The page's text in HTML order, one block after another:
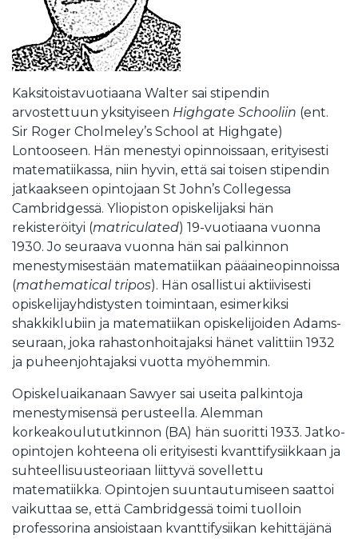
Kaksitoistavuotiaana Walter sai stipendin
arvostettuun yksityiseen Highgate Schooliin (ent.
Sir Roger Cholmeley’s School at Highgate)
Lontooseen. Hän menestyi opinnoissaan, erityisesti
matematiikassa, niin hyvin, että sai toisen stipendin
jatkaakseen opintojaan St John’s Collegessa
Cambridgessä. Yliopiston opiskelijaksi hän
rekisteröityi (matriculated) 19-vuotiaana vuonna
1930. Jo seuraava vuonna hän sai palkinnon
menestymisestään matematiikan pääaineopinnoissa
(mathematical tripos). Hän osallistui aktiivisesti
opiskelijayhdistysten toimintaan, esimerkiksi
shakkiklubiin ja matematiikan opiskelijoiden Adams-
seuraan, joka rahastonhoitajaksi hänet valittiin 1932
ja puheenjohtajaksi vuotta myöhemmin.
Opiskeluaikanaan Sawyer sai useita palkintoja
menestymisensä perusteella. Alemman
korkeakoulu­tutkinnon (BA) hän suoritti 1933. Jatko-
opintojen kohteena oli erityisesti kvanttifysiikkaan ja
suhteellisuusteoriaan liittyvä sovellettu
matematiikka. Opintojen suuntautumiseen saattoi
vaikuttaa se, että Cambridgessä toimi tuolloin
professorina ansioistaan kvanttifysiikan kehittäjänä